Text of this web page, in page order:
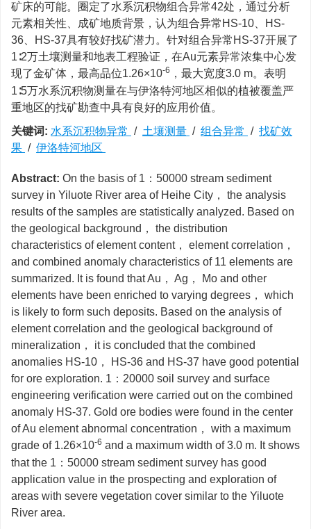
矿床的可能。圈定了水系沉积物组合异常42处，通过分析
元素相关性、成矿地质背景，认为组合异常HS-10、HS-
36、HS-37具有较好找矿潜力。针对组合异常HS-37开展了
1∶2万土壤测量和地表工程验证，在Au元素异常浓集中心发
现了金矿体，最高品位1.26×10-6 ，最大宽度3.0 m。表明
1∶5万水系沉积物测量在与伊洛特河地区相似的植被覆盖严
重地区的找矿勘查中具有良好的应用价值。
关键词: 水系沉积物异常 / 土壤测量 / 组合异常 / 找矿效
果 / 伊洛特河地区
Abstract: On the basis of 1：50000 stream sediment
survey in Yiluote River area of Heihe City， the analysis
results of the samples are statistically analyzed. Based on
the geological background， the distribution
characteristics of element content， element correlation，
and combined anomaly characteristics of 11 elements are
summarized. It is found that Au， Ag， Mo and other
elements have been enriched to varying degrees， which
is likely to form such deposits. Based on the analysis of
element correlation and the geological background of
mineralization， it is concluded that the combined
anomalies HS-10， HS-36 and HS-37 have good potential
for ore exploration. 1：20000 soil survey and surface
engineering verification were carried out on the combined
anomaly HS-37. Gold ore bodies were found in the center
of Au element abnormal concentration， with a maximum
grade of 1.26×10-6 and a maximum width of 3.0 m. It shows
that the 1：50000 stream sediment survey has good
application value in the prospecting and exploration of
areas with severe vegetation cover similar to the Yiluote
River area.